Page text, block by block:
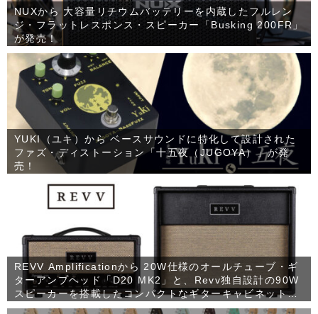
NUXから 大容量リチウムバッテリーを内蔵したフルレン
ジ・フラットレスポンス・スピーカー「Busking 200FR」
が発売！
YUKI（ユキ）から ベースサウンドに特化して設計された
ファズ・ディストーション「十五夜（JUGOYA）」が発
売！
REVV Amplificationから 20W仕様のオールチューブ・ギ
ターアンプヘッド「D20 MK2」と、Revv独自設計の90W
スピーカーを搭載したコンパクトなギターキャビネット
「1×12 RV90」が発売！